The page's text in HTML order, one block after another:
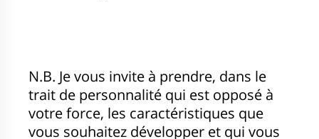
N.B. Je vous invite à prendre, dans le
trait de personnalité qui est opposé à
votre force, les caractéristiques que
vous souhaitez développer et qui vous